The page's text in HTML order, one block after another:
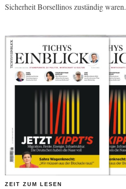
Sicherheit Borsellinos zuständig waren.
ZEIT ZUM LESEN